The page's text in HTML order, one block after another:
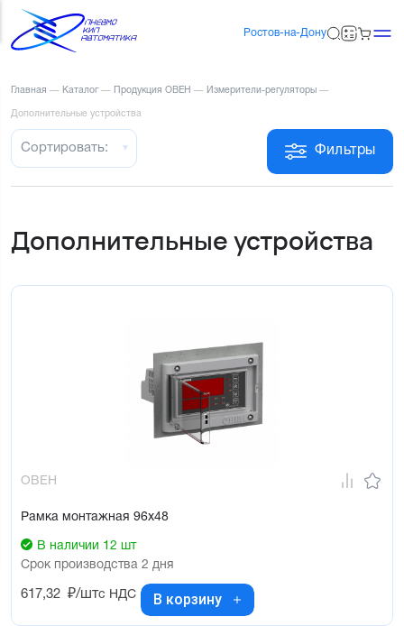
Ростов-на-Дону
Главная — Каталог — Продукция ОВЕН — Измерители-регуляторы —
Дополнительные устройства
Фильтры
Сортировать:
Дополнительные устройства
ОВЕН
Рамка монтажная 96х48
В наличии 12 шт
Срок производства 2 дня
617,32 ₽/штс НДС В корзину